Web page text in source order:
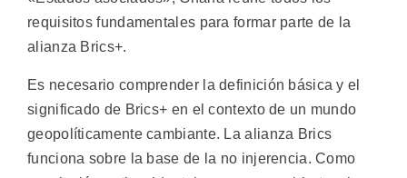
requisitos fundamentales para formar parte de la
alianza Brics+.
Es necesario comprender la definición básica y el
significado de Brics+ en el contexto de un mundo
geopolíticamente cambiante. La alianza Brics
funciona sobre la base de la no injerencia. Como